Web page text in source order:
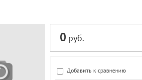
0 руб.
Добавить к сравнению